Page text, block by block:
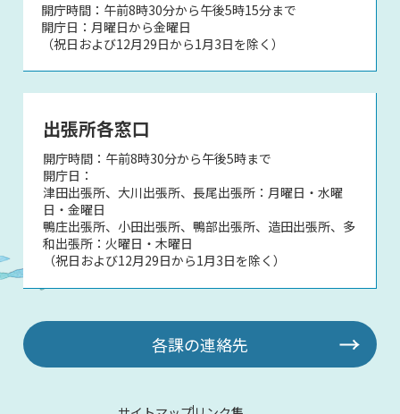
開庁時間：午前8時30分から午後5時15分まで
開庁日：月曜日から金曜日
（祝日および12月29日から1月3日を除く）
出張所各窓口
開庁時間：午前8時30分から午後5時まで
開庁日：
津田出張所、大川出張所、長尾出張所：月曜日・水曜
日・金曜日
鴨庄出張所、小田出張所、鴨部出張所、造田出張所、多
和出張所：火曜日・木曜日
（祝日および12月29日から1月3日を除く）
各課の連絡先